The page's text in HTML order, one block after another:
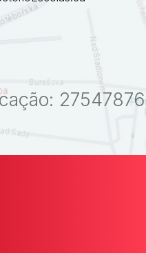
27547876